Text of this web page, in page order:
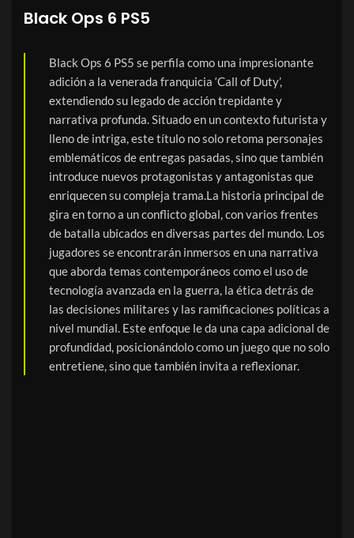
Black Ops 6 PS5
Black Ops 6 PS5 se perfila como una impresionante
adición a la venerada franquicia ‘Call of Duty’,
extendiendo su legado de acción trepidante y
narrativa profunda. Situado en un contexto futurista y
lleno de intriga, este título no solo retoma personajes
emblemáticos de entregas pasadas, sino que también
introduce nuevos protagonistas y antagonistas que
enriquecen su compleja trama.La historia principal de
gira en torno a un conflicto global, con varios frentes
de batalla ubicados en diversas partes del mundo. Los
jugadores se encontrarán inmersos en una narrativa
que aborda temas contemporáneos como el uso de
tecnología avanzada en la guerra, la ética detrás de
las decisiones militares y las ramificaciones políticas a
nivel mundial. Este enfoque le da una capa adicional de
profundidad, posicionándolo como un juego que no solo
entretiene, sino que también invita a reflexionar.